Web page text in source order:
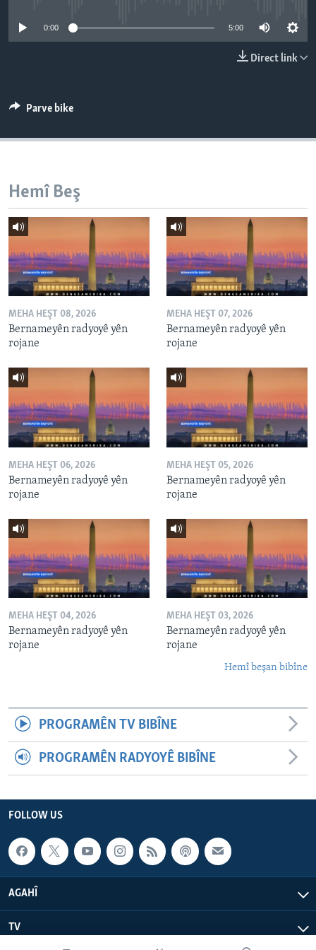
SERNIVÎS
Learning English
FOLLOW US
Zimanên Din
0:00 5:00
Direct link
Parve bike
Hemî Beş
MEHA HEŞT 08, 2026
Bernameyên radyoyê yên
rojane
MEHA HEŞT 07, 2026
Bernameyên radyoyê yên
rojane
MEHA HEŞT 06, 2026
Bernameyên radyoyê yên
rojane
MEHA HEŞT 05, 2026
Bernameyên radyoyê yên
rojane
MEHA HEŞT 04, 2026
Bernameyên radyoyê yên
rojane
MEHA HEŞT 03, 2026
Bernameyên radyoyê yên
rojane
Hemî beşan bibîne
PROGRAMÊN TV BIBÎNE
PROGRAMÊN RADYOYÊ BIBÎNE
FOLLOW US
AGAHÎ
TV